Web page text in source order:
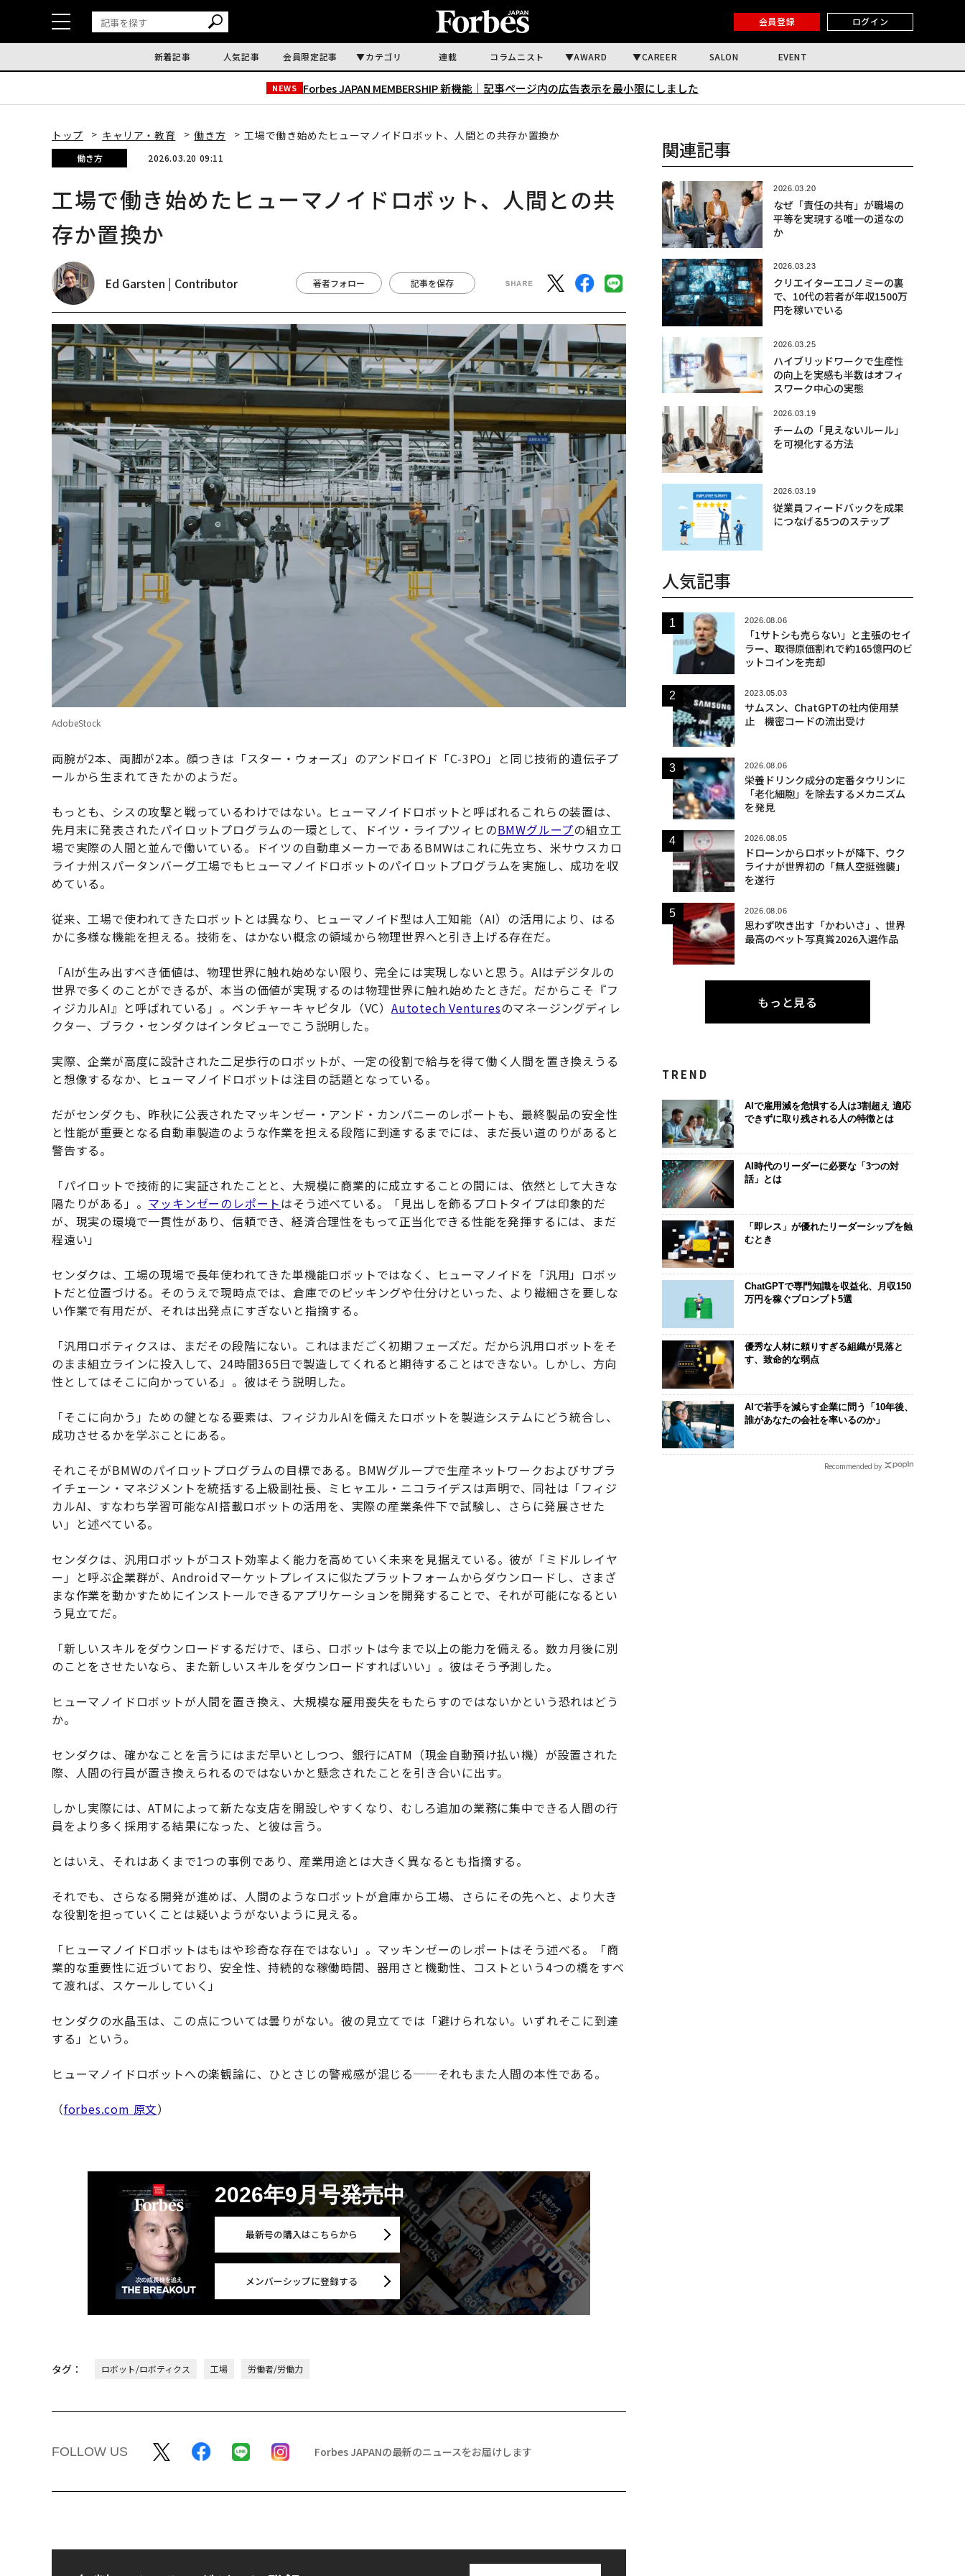
会員登録 ログイン
新着記事 人気記事 会員限定記事 カテゴリ 連載 コラムニスト AWARD CAREER SALON EVENT
NEWS Forbes JAPAN MEMBERSHIP 新機能｜ 記事ページ内の広告表示を最小限にしました
トップ キャリア・教育 働き方 工場で働き始めたヒューマノイドロボット、人間との共存か置換か
働き方 2026.03.20 09:11
工場で働き始めたヒューマノイドロボット、人間との共
存か置換か
Ed Garsten | Contributor 著者フォロー 記事を保存
AdobeStock
両腕が2本、両脚が2本。顔つきは「スター・ウォーズ」のアンドロイド「C-3PO」と同じ技術的遺伝子プ
ールから生まれてきたかのようだ。
もっとも、シスの攻撃と戦っているわけではない。ヒューマノイドロボットと呼ばれるこれらの装置は、
先月末に発表されたパイロットプログラムの一環として、ドイツ・ライプツィヒのBMWグループの組立工
場で実際の人間と並んで働いている。ドイツの自動車メーカーであるBMWはこれに先立ち、米サウスカロ
ライナ州スパータンバーグ工場でもヒューマノイドロボットのパイロットプログラムを実施し、成功を収
めている。
従来、工場で使われてきたロボットとは異なり、ヒューマノイド型は人工知能（AI）の活用により、はる
かに多様な機能を担える。技術を、はかない概念の領域から物理世界へと引き上げる存在だ。
「AIが生み出すべき価値は、物理世界に触れ始めない限り、完全には実現しないと思う。AIはデジタルの
世界で多くのことができるが、本当の価値が実現するのは物理世界に触れ始めたときだ。だからこそ『フ
ィジカルAI』と呼ばれている」。ベンチャーキャピタル（VC） Autotech Venturesのマネージングディレ
クター、ブラク・センダクはインタビューでこう説明した。
実際、企業が高度に設計された二足歩行のロボットが、一定の役割で給与を得て働く人間を置き換えうる
と想像するなか、ヒューマノイドロボットは注目の話題となっている。
だがセンダクも、昨秋に公表されたマッキンゼー・アンド・カンパニーのレポートも、最終製品の安全性
と性能が重要となる自動車製造のような作業を担える段階に到達するまでには、まだ長い道のりがあると
警告する。
「パイロットで技術的に実証されたことと、大規模に商業的に成立することの間には、依然として大きな
隔たりがある」。 マッキンゼーのレポートはそう述べている。「見出しを飾るプロトタイプは印象的だ
が、現実の環境で一貫性があり、信頼でき、経済合理性をもって正当化できる性能を発揮するには、まだ
程遠い」
センダクは、工場の現場で長年使われてきた単機能ロボットではなく、ヒューマノイドを「汎用」ロボッ
トだと位置づける。そのうえで現時点では、倉庫でのピッキングや仕分けといった、より繊細さを要しな
い作業で有用だが、それは出発点にすぎないと指摘する。
「汎用ロボティクスは、まだその段階にない。これはまだごく初期フェーズだ。だから汎用ロボットをそ
のまま組立ラインに投入して、24時間365日で製造してくれると期待することはできない。しかし、方向
性としてはそこに向かっている」。彼はそう説明した。
「そこに向かう」ための鍵となる要素は、フィジカルAIを備えたロボットを製造システムにどう統合し、
成功させるかを学ぶことにある。
それこそがBMWのパイロットプログラムの目標である。BMWグループで生産ネットワークおよびサプラ
イチェーン・マネジメントを統括する上級副社長、ミヒャエル・ニコライデスは声明で、同社は「フィジ
カルAI、すなわち学習可能なAI搭載ロボットの活用を、実際の産業条件下で試験し、さらに発展させた
い」と述べている。
センダクは、汎用ロボットがコスト効率よく能力を高めていく未来を見据えている。彼が「ミドルレイヤ
ー」と呼ぶ企業群が、Androidマーケットプレイスに似たプラットフォームからダウンロードし、さまざ
まな作業を動かすためにインストールできるアプリケーションを開発することで、それが可能になるとい
う見立てだ。
「新しいスキルをダウンロードするだけで、ほら、ロボットは今まで以上の能力を備える。数カ月後に別
のことをさせたいなら、また新しいスキルをダウンロードすればいい」。彼はそう予測した。
ヒューマノイドロボットが人間を置き換え、大規模な雇用喪失をもたらすのではないかという恐れはどう
か。
センダクは、確かなことを言うにはまだ早いとしつつ、銀行にATM（現金自動預け払い機）が設置された
際、人間の行員が置き換えられるのではないかと懸念されたことを引き合いに出す。
しかし実際には、ATMによって新たな支店を開設しやすくなり、むしろ追加の業務に集中できる人間の行
員をより多く採用する結果になった、と彼は言う。
とはいえ、それはあくまで1つの事例であり、産業用途とは大きく異なるとも指摘する。
それでも、さらなる開発が進めば、人間のようなロボットが倉庫から工場、さらにその先へと、より大き
な役割を担っていくことは疑いようがないように見える。
「ヒューマノイドロボットはもはや珍奇な存在ではない」。マッキンゼーのレポートはそう述べる。「商
業的な重要性に近づいており、安全性、持続的な稼働時間、器用さと機動性、コストという4つの橋をすべ
て渡れば、スケールしていく」
センダクの水晶玉は、この点については曇りがない。彼の見立てでは「避けられない。いずれそこに到達
する」という。
ヒューマノイドロボットへの楽観論に、ひとさじの警戒感が混じる──それもまた人間の本性である。
（forbes.com 原文）
2026年9月号発売中
最新号の購入はこちらから
メンバーシップに登録する
タグ： ロボット/ロボティクス 工場 労働者/労働力
FOLLOW US Forbes JAPANの最新のニュースをお届けします
関連記事
2026.03.20
なぜ「責任の共有」が職場の
平等を実現する唯一の道なの
か
2026.03.23
クリエイターエコノミーの裏
で、10代の若者が年収1500万
円を稼いでいる
2026.03.25
ハイブリッドワークで生産性
の向上を実感も半数はオフィ
スワーク中心の実態
2026.03.19
チームの「見えないルール」
を可視化する方法
2026.03.19
従業員フィードバックを成果
につなげる5つのステップ
人気記事
2026.08.06
「1サトシも売らない」と主張のセイ
ラー、取得原価割れで約165億円のビ
ットコインを売却
2023.05.03
サムスン、ChatGPTの社内使用禁
止 機密コードの流出受け
2026.08.06
栄養ドリンク成分の定番タウリンに
「老化細胞」を除去するメカニズム
を発見
2026.08.05
ドローンからロボットが降下、ウク
ライナが世界初の「無人空挺強襲」
を遂行
2026.08.06
思わず吹き出す「かわいさ」、世界
最高のペット写真賞2026入選作品
もっと見る
TREND
AIで雇用減を危惧する人は3割超え 適応
できずに取り残される人の特徴とは
AI時代のリーダーに必要な「3つの対
話」とは
「即レス」が優れたリーダーシップを蝕
むとき
ChatGPTで専門知識を収益化、月収150
万円を稼ぐプロンプト5選
優秀な人材に頼りすぎる組織が見落と
す、致命的な弱点
AIで若手を減らす企業に問う「10年後、
誰があなたの会社を率いるのか」
Recommended by